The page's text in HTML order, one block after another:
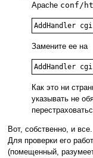
Apache conf/
AddHandler
Замените ее на
AddHandler
Как это ни
указывать не
Вот, собственно, и
Для проверки его
(помещенный,